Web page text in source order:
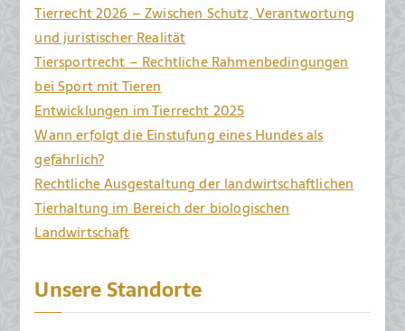
Tierrecht 2026 – Zwischen Schutz, Verantwortung
und juristischer Realität
Tiersportrecht – Rechtliche Rahmenbedingungen
bei Sport mit Tieren
Entwicklungen im Tierrecht 2025
Wann erfolgt die Einstufung eines Hundes als
gefährlich?
Rechtliche Ausgestaltung der landwirtschaftlichen
Tierhaltung im Bereich der biologischen
Landwirtschaft
Unsere Standorte